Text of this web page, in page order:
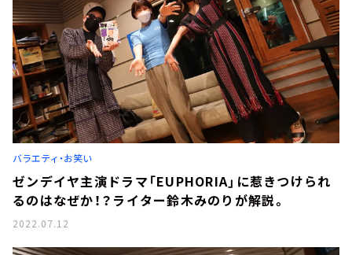
バラエティ・お笑い
ゼンデイヤ主演ドラマ「EUPHORIA」に惹きつけられ
るのはなぜか！？ライター鈴木みのりが解説。
2022.07.12